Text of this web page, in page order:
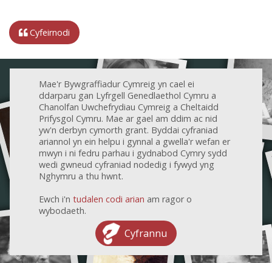
Cyfeirnodi
Mae'r Bywgraffiadur Cymreig yn cael ei
ddarparu gan Lyfrgell Genedlaethol Cymru a
Chanolfan Uwchefrydiau Cymreig a Cheltaidd
Prifysgol Cymru. Mae ar gael am ddim ac nid
yw'n derbyn cymorth grant. Byddai cyfraniad
ariannol yn ein helpu i gynnal a gwella'r wefan er
mwyn i ni fedru parhau i gydnabod Cymry sydd
wedi gwneud cyfraniad nodedig i fywyd yng
Nghymru a thu hwnt.
Ewch i'n tudalen codi arian am ragor o
wybodaeth.
Cyfrannu